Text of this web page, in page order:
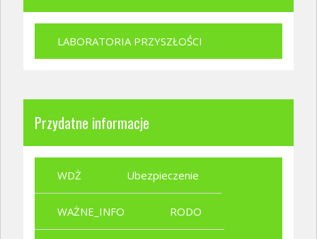
LABORATORIA PRZYSZŁOŚCI
Przydatne informacje
WDŻ Ubezpieczenie
WAŻNE_INFO RODO